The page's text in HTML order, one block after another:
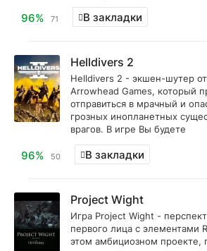
96% 71 В закладки
Helldivers 2
Helldivers 2 - экшен-шутер от
Arrowhead Games, который
отправиться в мрачный и
грозных инопланетных
врагов. В игре Вы будете
96% 50 В закладки
Project Wight
Игра Project Wight -
первого лица с элементами
этом амбициозном проекте,